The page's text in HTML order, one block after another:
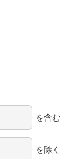
を含む
を除く